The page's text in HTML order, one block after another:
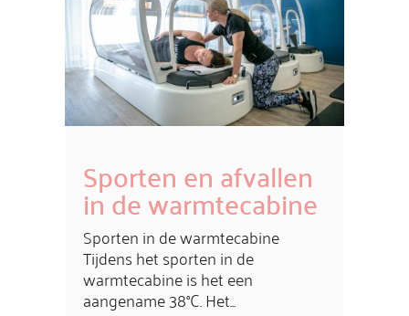
Sporten en afvallen
in de warmtecabine
Sporten in de warmtecabine
Tijdens het sporten in de
warmtecabine is het een
aangename 38°C. Het...